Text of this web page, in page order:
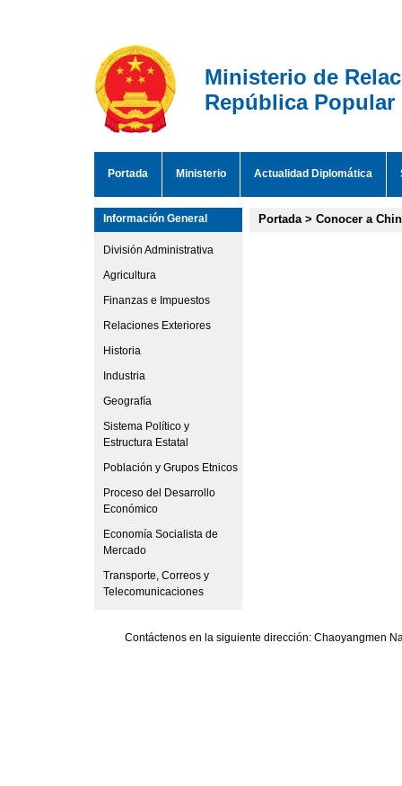
Ministerio de
República Popular
Portada Ministerio Actualidad Diplomática
Información General
División Administrativa
Agricultura
Finanzas e Impuestos
Relaciones Exteriores
Historia
Industria
Geografía
Sistema Político y
Estructura Estatal
Población y Grupos Etnicos
Proceso del Desarrollo
Económico
Economía Socialista de
Mercado
Transporte, Correos y
Telecomunicaciones
Portada> Conocer a
Contáctenos en la siguiente dirección: Chaoyangmen